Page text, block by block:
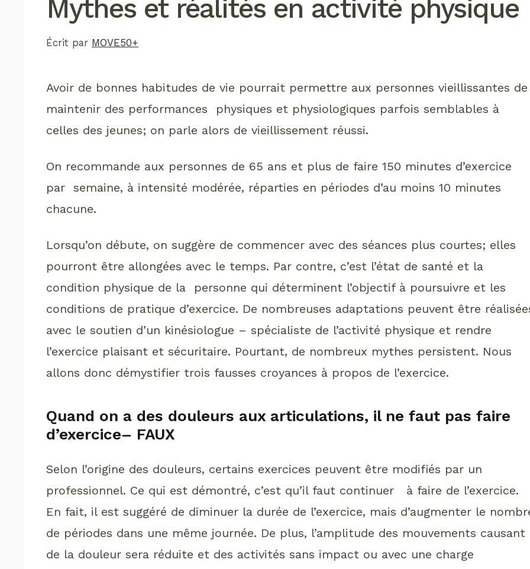
Mythes et réalités en activité physique
Écrit par MOVE50+
Avoir de bonnes habitudes de vie pourrait permettre aux personnes vieillissantes de
maintenir des performances physiques et physiologiques parfois semblables à
celles des jeunes; on parle alors de vieillissement réussi.
On recommande aux personnes de 65 ans et plus de faire 150 minutes d’exercice
par semaine, à intensité modérée, réparties en périodes d’au moins 10 minutes
chacune.
Lorsqu’on débute, on suggère de commencer avec des séances plus courtes; elles
pourront être allongées avec le temps. Par contre, c’est l’état de santé et la
condition physique de la personne qui déterminent l’objectif à poursuivre et les
conditions de pratique d’exercice. De nombreuses adaptations peuvent être
avec le soutien d’un kinésiologue – spécialiste de l’activité physique et rendre
l’exercice plaisant et sécuritaire. Pourtant, de nombreux mythes persistent. Nous
allons donc démystifier trois fausses croyances à propos de l’exercice.
Quand on a des douleurs aux articulations, il ne faut pas faire
d’exercice– FAUX
Selon l’origine des douleurs, certains exercices peuvent être modifiés par un
professionnel. Ce qui est démontré, c’est qu’il faut continuer à faire de l’exercice.
En fait, il est suggéré de diminuer la durée de l’exercice, mais d’augmenter le
de périodes dans une même journée. De plus, l’amplitude des mouvements causant
de la douleur sera réduite et des activités sans impact ou avec une charge